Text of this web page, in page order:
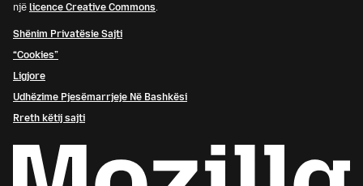
një licence Creative Commons.
Shënim Privatësie Sajti
“Cookies”
Ligjore
Udhëzime Pjesëmarrjeje Në Bashkësi
Rreth këtij sajti